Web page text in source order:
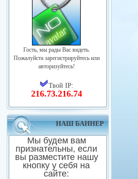
Гость, мы рады Вас видеть.
Пожалуйста зарегистрируйтесь или
авторизуйтесь!
Твой IP:
216.73.216.74
НАШ БАННЕР
Мы будем вам
признательны, если
вы разместите нашу
кнопку у себя на
сайте: